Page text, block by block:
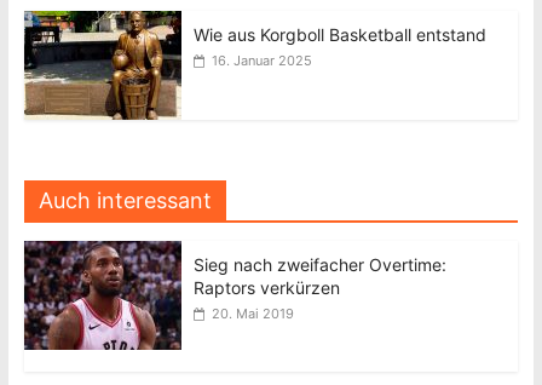
Wie aus Korgboll Basketball entstand
16. Januar 2025
Auch interessant
Sieg nach zweifacher Overtime:
Raptors verkürzen
20. Mai 2019